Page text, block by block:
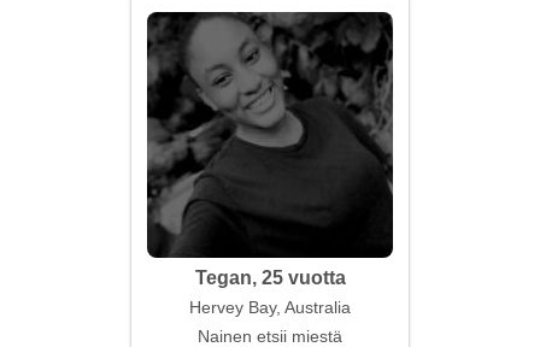
Tegan, 25 vuotta
Hervey Bay, Australia
Nainen etsii miestä